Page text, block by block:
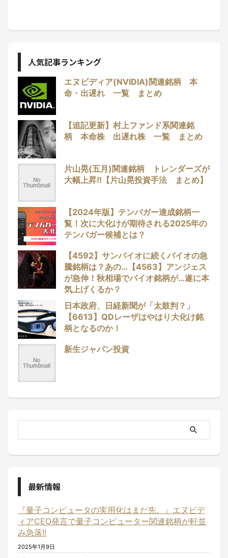
人気記事ランキング
エヌビディア(NVIDIA)関連銘柄 本
命・出遅れ 一覧 まとめ
【追記更新】村上ファンド系関連銘
柄 本命株 出遅れ株 一覧 まとめ
片山晃(五月)関連銘柄 トレンダーズが
大幅上昇!!【片山晃投資手法 まとめ】
【2024年版】テンバガー達成銘柄一
覧！次に大化けが期待される2025年の
テンバガー候補とは？
【4592】サンバイオに続くバイオの急
騰銘柄は？あの…【4563】アンジェス
が急伸！秋相場でバイオ銘柄が…遂に本
気上げくるか？
日本政府、日経新聞が「太鼓判？」
【6613】QDレーザはやはり大化け銘
柄となるのか！
新生ジャパン投資
最新情報
『量子コンピュータの実用化はまだ先。』エヌビデ
ィアCEO発言で量子コンピューター関連銘柄が軒並
み急落!!
2025年1月9日